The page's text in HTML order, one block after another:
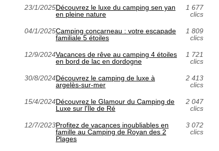
23/1/2025Découvrez le luxe du camping sen yan
en pleine nature
1 677
clics
04/1/2025Camping concarneau : votre escapade
familiale 5 étoiles
1 809
clics
12/9/2024Vacances de rêve au camping 4 étoiles
en bord de lac en dordogne
1 721
clics
30/8/2024Découvrez le camping de luxe à
argelès-sur-mer
2 413
clics
15/4/2024Découvrez le Glamour du Camping de
Luxe sur l'Île de Ré
2 047
clics
12/7/2023Profitez de vacances inoubliables en
famille au Camping de Royan des 2
Plages
3 072
clics